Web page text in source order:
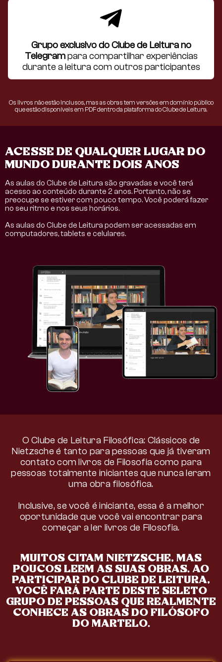
Grupo exclusivo do Clube de Leitura no
Telegrampara compartilhar experiências
durante a leitura com outros participantes
Os livros não estão inclusos, mas as obras tem versões em domínio público
que estão disponíveis em PDF dentro da plataforma do Clube de Leitura.
ACESSE DE QUALQUER LUGAR DO
MUNDO DURANTE DOIS ANOS
As aulas do Clube de Leitura são gravadas e você terá
acesso ao conteúdo durante 2 anos. Portanto, não se
preocupe se estiver com pouco tempo. Você poderá fazer
no seu ritmo e nos seus horários.
As aulas do Clube de Leitura podem ser acessadas em
computadores, tablets e celulares.
O Clube de Leitura Filosófica: Clássicos de
Nietzsche é tanto para pessoas que já tiveram
contato com livros de Filosofia como para
pessoas totalmente iniciantes que nunca leram
uma obra filosófica.
Inclusive, se você é iniciante, essa é a melhor
oportunidade que você vai encontrar para
começar a ler livros de Filosofia.
MUITOS CITAM NIETZSCHE, MAS
POUCOS LEEM AS SUAS OBRAS. AO
PARTICIPAR DO CLUBE DE LEITURA,
VOCÊ FARÁ PARTE DESTE SELETO
GRUPO DE PESSOAS QUE REALMENTE
CONHECE AS OBRAS DO FILÓSOFO
DO MARTELO.